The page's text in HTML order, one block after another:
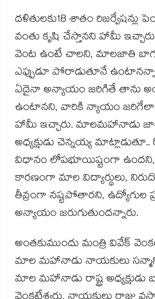
దళితులకు18 శాతం రిజర్వేషన్లు
వంతు కృషి చేస్తానని హామీ
వెంట ఉంటే చాలని, మాలజాతి
ఎప్పుడూ పోరాడుతూనే
ఏదైనా అన్యాయం జరిగితే తాను
ఉంటానని, వారికి న్యాయం జరిగేలా
హామీ ఇచ్చారు. మాలమహానాడు
అధ్యక్షుడు చెన్నయ్య మాట్లాడుతూ..
విధానం లోపభూయిష్టంగా
కారణంగా మాల విద్యార్థులు,
తీవ్రంగా నష్టపోతారని, ఉద్యోగుల
అన్యాయం జరుగుతుందన్నారు.
అంతకుముందు మంత్రి వివేక్
మాల మహానాడు నాయకులు
మాల మహానాడు రాష్ట్ర అధ్యక్షుడు